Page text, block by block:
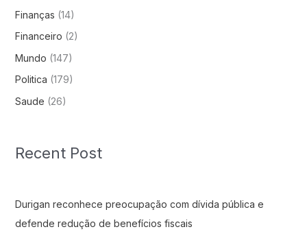
Finanças (14)
Financeiro (2)
Mundo (147)
Politica (179)
Saude (26)
Recent Post
Durigan reconhece preocupação com dívida pública e
defende redução de benefícios fiscais